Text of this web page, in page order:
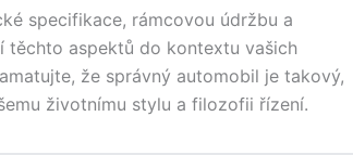
specifikace, rámcovou údržbu a
těchto aspektů do kontextu vašich
že správný automobil je takový,
životnímu stylu a filozofii řízení.